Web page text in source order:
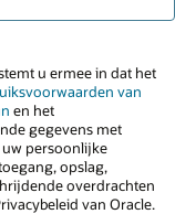
u ermee in dat het
van
en het
gegevens met
uw persoonlijke
opslag,
overdrachten
van Oracle.